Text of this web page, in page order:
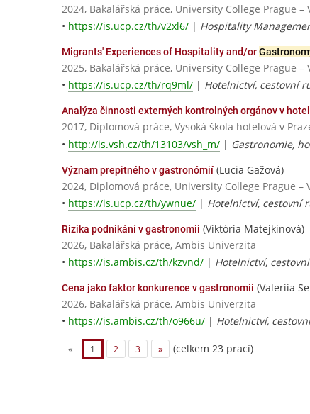
2024, Bakalářská práce, University College Prague
• https://is.ucp.cz/th/v2xl6/ | Hospitality
Migrants' Experiences of Hospitality and/or
2025, Bakalářská práce, University College Prague
• https://is.ucp.cz/th/rq9ml/ | Hotelnictví, cestovní
Analýza činnosti externých kontrolných orgánov v
2017, Diplomová práce, Vysoká škola hotelová v
• http://is.vsh.cz/th/13103/vsh_m/ | Gastronomie,
Význam prepitného v gastronómií (Lucia Gažová)
2024, Diplomová práce, University College Prague
• https://is.ucp.cz/th/ywnue/ | Hotelnictví, cestovní
Rizika podnikání v gastronomii (Viktória Matejkinová)
2026, Bakalářská práce, Ambis Univerzita
• https://is.ambis.cz/th/kzvnd/ | Hotelnictví,
Cena jako faktor konkurence v gastronomii (Valeriia
2026, Bakalářská práce, Ambis Univerzita
• https://is.ambis.cz/th/o966u/ | Hotelnictví,
« 1 2 3 » (celkem 23 prací)